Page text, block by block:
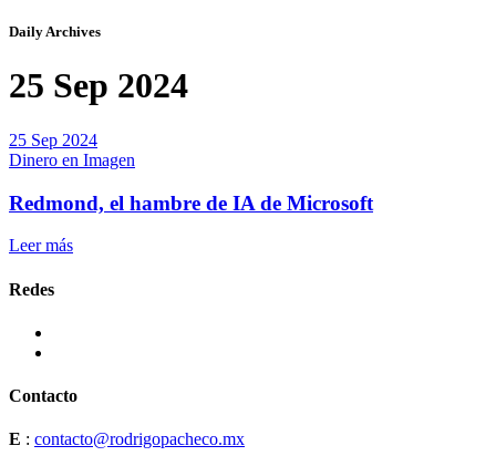
Daily Archives
25 Sep 2024
25 Sep 2024
Dinero en Imagen
Redmond, el hambre de IA de Microsoft
Leer más
Redes
Contacto
E : contacto@rodrigopacheco.mx